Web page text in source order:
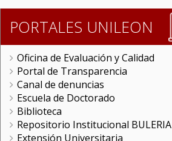
PORTALES UNILEON
Oficina de Evaluación y Calidad
Portal de Transparencia
Canal de denuncias
Escuela de Doctorado
Biblioteca
Repositorio Institucional BULERIA
Extensión Universitaria